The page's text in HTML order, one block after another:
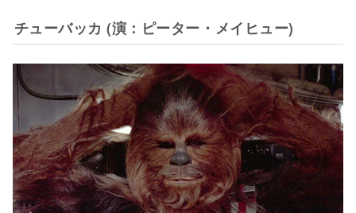
チューバッカ (演：ピーター・メイヒュー)